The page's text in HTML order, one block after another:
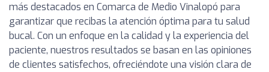
más destacados en Comarca de Medio Vinalopó para
garantizar que recibas la atención óptima para tu salud
bucal. Con un enfoque en la calidad y la experiencia del
paciente, nuestros resultados se basan en las opiniones
de clientes satisfechos, ofreciéndote una visión clara de